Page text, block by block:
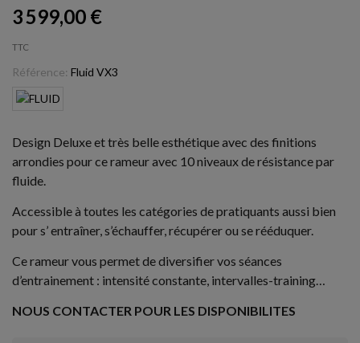
3 599,00 €
TTC
Référence: Fluid VX3
Design Deluxe et très belle esthétique avec des finitions
arrondies pour ce rameur avec 10 niveaux de résistance par
fluide.
Accessible à toutes les catégories de pratiquants aussi bien
pour s’ entraîner, s’échauffer, récupérer ou se rééduquer.
Ce rameur vous permet de diversifier vos séances
d’entrainement : intensité constante, intervalles-training…
NOUS CONTACTER POUR LES DISPONIBILITES